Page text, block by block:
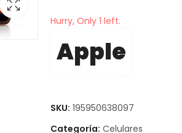
Hurry, Only 1 left.
Apple
SKU: 195950638097
Categoría: Celulares